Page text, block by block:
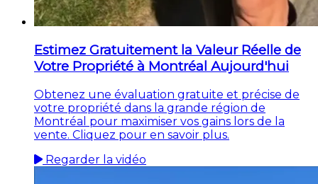
Estimez Gratuitement la Valeur Réelle de
Votre Propriété à Montréal Aujourd'hui
Obtenez une évaluation gratuite et précise de
votre propriété dans la grande région de
Montréal pour maximiser vos gains lors de la
vente. Cliquez pour en savoir plus.
Regarder la vidéo